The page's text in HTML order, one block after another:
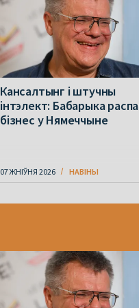
Кансалтынг і штучны
інтэлект: Бабарыка
бізнес у Нямеччыне
07 ЖНІЎНЯ 2026 НАВІНЫ